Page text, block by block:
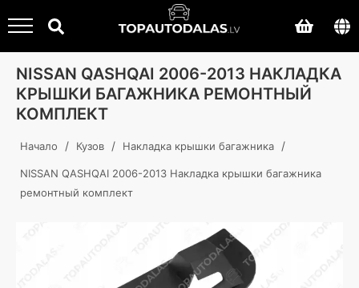
NISSAN QASHQAI 2006-2013 НАКЛАДКА
КРЫШКИ БАГАЖНИКА РЕМОНТНЫЙ
КОМПЛЕКТ
Начало / Кузов / Накладка крышки багажника /
NISSAN QASHQAI 2006-2013 Накладка крышки багажника
ремонтный комплект